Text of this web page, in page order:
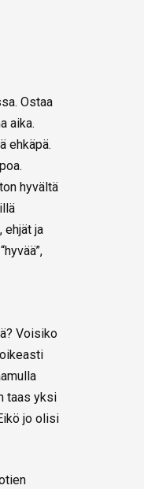
Ostaa
aika.
ehkäpä.
hyvältä
ehjät ja
Voisiko
taas yksi
jo olisi